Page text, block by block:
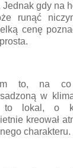
gdy na
runąć
cenę
to, na co
w
to lokal, o
kreował
charakteru.